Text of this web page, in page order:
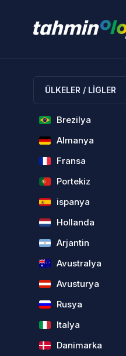
ÜLKELER / LİGLER
Brezilya
Almanya
Fransa
Portekiz
ispanya
Hollanda
Arjantin
Avustralya
Avusturya
Rusya
Italya
Danimarka